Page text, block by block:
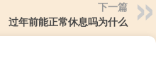
下一篇
过年前能正常休息吗为什么